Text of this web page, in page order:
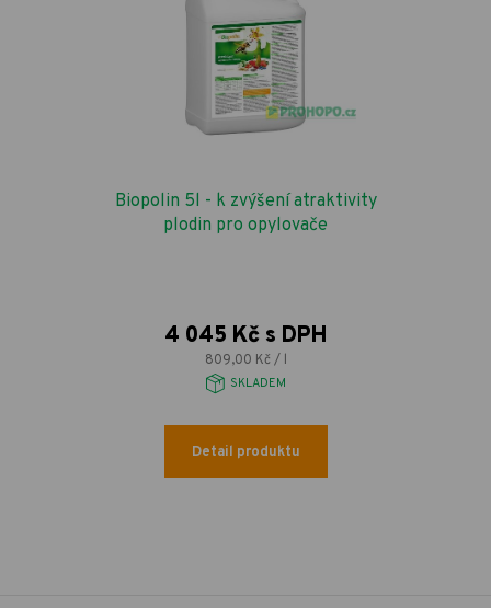
Biopolin 5l - k zvýšení atraktivity
plodin pro opylovače
4 045 Kč s DPH
809,00 Kč / l
SKLADEM
Detail produktu